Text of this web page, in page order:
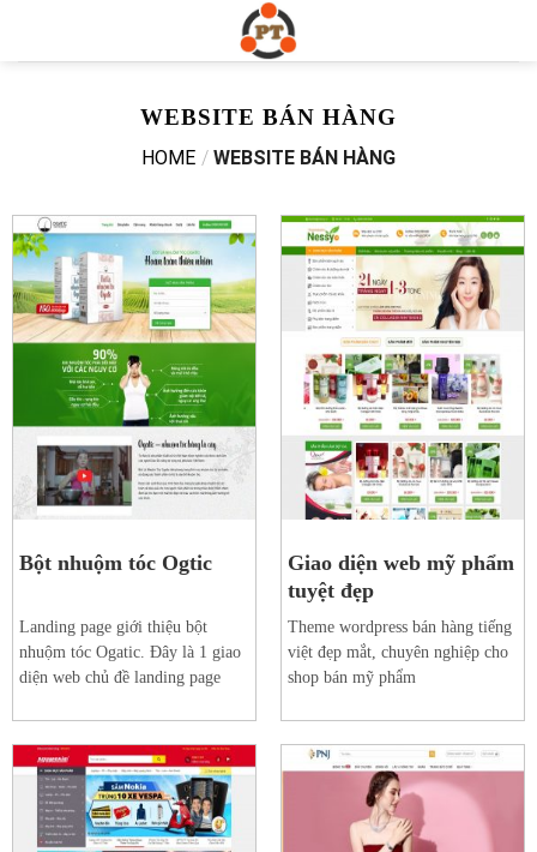
WEBSITE BÁN HÀNG
HOME / WEBSITE BÁN HÀNG
Chi tiết
Bột nhuộm tóc Ogtic
Landing page giới thiệu bột
nhuộm tóc Ogatic. Đây là 1 giao
diện web chủ đề landing page
Chi tiết
Giao diện web mỹ phẩm
tuyệt đẹp
Theme wordpress bán hàng tiếng
việt đẹp mắt, chuyên nghiệp cho
shop bán mỹ phẩm
Chi tiết Chi tiết